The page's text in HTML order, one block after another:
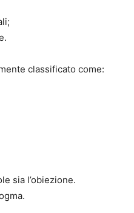
classificato come:
sia l’obiezione.